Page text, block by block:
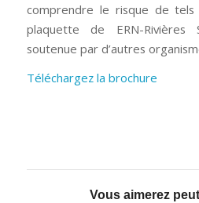
comprendre le risque de
plaquette de ERN-Rivières
soutenue par d’autres
Téléchargez la brochure
Vous aimerez